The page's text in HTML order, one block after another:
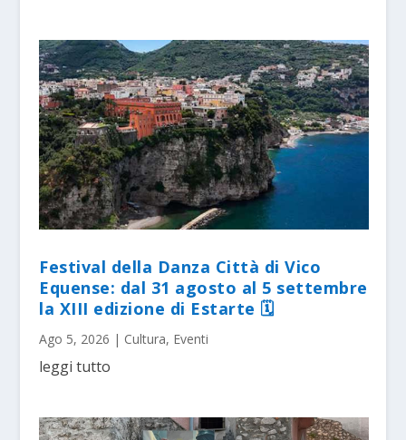
Festival della Danza Città di Vico
Equense: dal 31 agosto al 5 settembre
la XIII edizione di Estarte 🗓
Ago 5, 2026 | Cultura, Eventi
leggi tutto